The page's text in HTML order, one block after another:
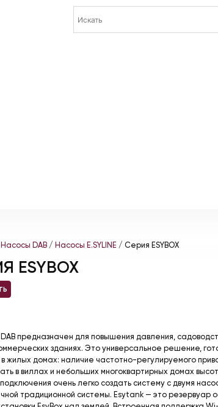
Насосы DAB / Насосы E.SYLINE / Серия ESYBOX
ESYBOX
DAB предназначен для повышения давления,
зданиях. Это универсальное решение,
жилых домах: наличие частотно-регулируемого
в виллах и небольших многоквартирных домах
очень легко создать систему с двумя
традиционной системы. Esytank — это резервуар